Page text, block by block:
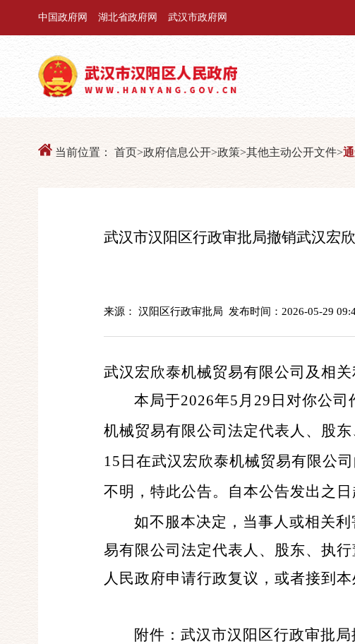
中国政府网 湖北省政府网 武汉市政府网
当前位置： 首页>政府信息公开>政策>其他主动公开文件>
武汉市汉阳区行政审批局撤销武汉宏
来源： 汉阳区行政审批局 发布时间：2026-05-29
武汉宏欣泰机械贸易有限公司及相关
本局于2026年5月29日对你公司
机械贸易有限公司法定代表人、股
15日在武汉宏欣泰机械贸易有限公
不明，特此公告。自本公告发出之日
如不服本决定，当事人或相关
易有限公司法定代表人、股东、执
人民政府申请行政复议，或者接到
附件：武汉市汉阳区行政审批